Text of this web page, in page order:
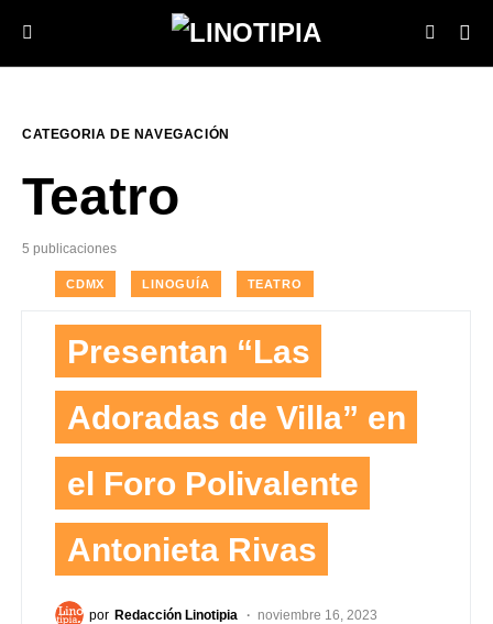
CATEGORIA DE NAVEGACIÓN
Teatro
5 publicaciones
CDMX LINOGUÍA TEATRO
Presentan “Las
Adoradas de Villa” en
el Foro Polivalente
Antonieta Rivas
por Redacción Linotipia
noviembre 16, 2023